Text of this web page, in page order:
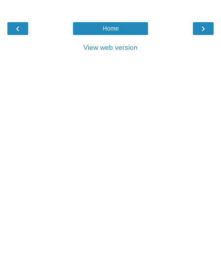
‹ ›
Home
View web version